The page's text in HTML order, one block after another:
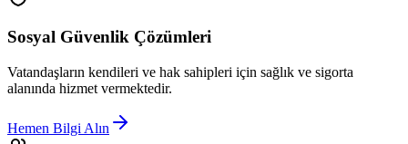
Sosyal Güvenlik Çözümleri
Vatandaşların kendileri ve hak sahipleri için sağlık ve sigorta
alanında hizmet vermektedir.
Hemen Bilgi Alın